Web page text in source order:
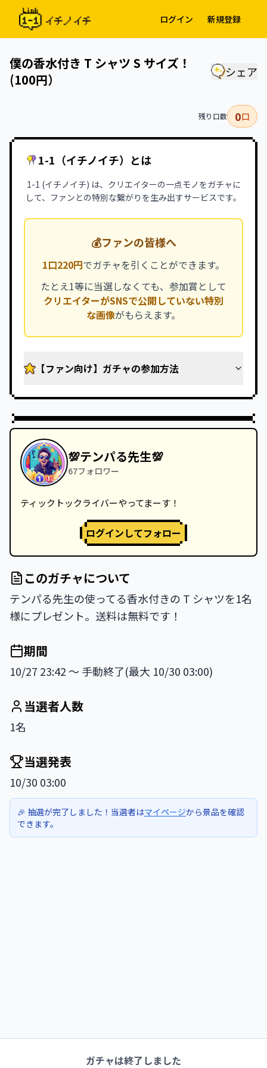
ログイン 新規登録
僕の香水付き T シャツ S サイズ！
(100円）
シェア
残り口数 0口
1-1（イチノイチ）とは
1-1 (イチノイチ) は、クリエイターの一点モノをガチャに
して、ファンとの特別な繋がりを生み出すサービスです。
💰ファンの皆様へ
1口220円でガチャを引くことができます。
たとえ1等に当選しなくても、参加賞として
クリエイターがSNSで公開していない特別
な画像がもらえます。
【ファン向け】ガチャの参加方法
💯テンパる先生💯
67フォロワー
ティックトックライバーやってまーす！
ログインしてフォロー
このガチャについて
テンパる先生の使ってる香水付きの T シャツを1名
様にプレゼント。送料は無料です！
期間
10/27 23:42 〜 手動終了(最大 10/30 03:00)
当選者人数
1名
当選発表
10/30 03:00
🎉 抽選が完了しました！当選者はマイページから景品を確認
できます。
ガチャは終了しました